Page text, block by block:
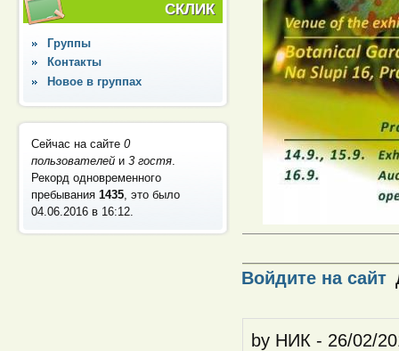
СКЛИК
Группы
Контакты
Новое в группах
Сейчас на сайте0
пользователей и3 гостя
Рекорд одновременного
пребывания1435 , это было
04.06.2016 в 16:12
Войдите на сайт
by НИК - 26/02/